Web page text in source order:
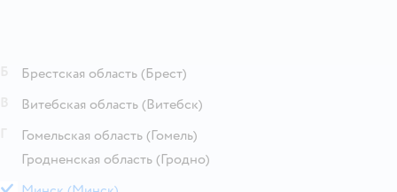
Брестская область (Брест)
Витебская область (Витебск)
Гомельская область (Гомель)
Гродненская область (Гродно)